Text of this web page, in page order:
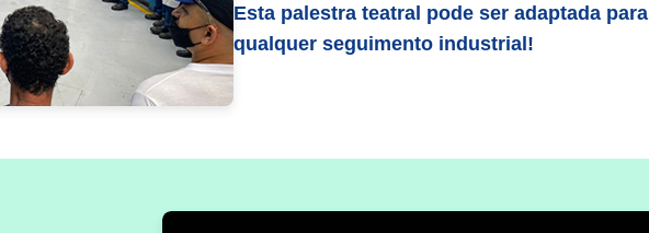
Esta palestra teatral pode ser adaptada para
qualquer seguimento industrial!